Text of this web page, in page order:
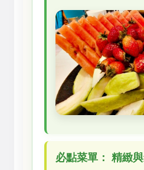
必點菜單： 精緻